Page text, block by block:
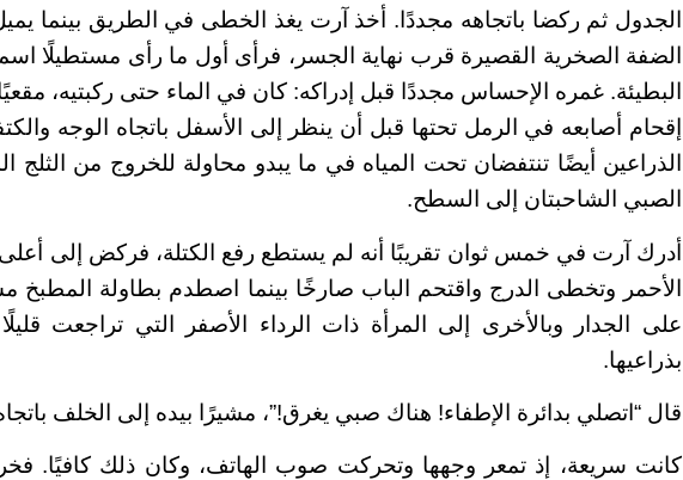
الجدول ثم ركضا باتجاهه مجددًا. أخذ آرت يغذ الخطى في الطريق بينما
الضفة الصخرية القصيرة قرب نهاية الجسر، فرأى أول ما رأى مستطيلًا
البطيئة. غمره الإحساس مجددًا قبل إدراكه: كان في الماء حتى ركبتيه،
إقحام أصابعه في الرمل تحتها قبل أن ينظر إلى الأسفل باتجاه الوجه
الذراعين أيضًا تنتفضان تحت المياه في ما يبدو محاولة للخروج من الثلج
الصبي الشاحبتان إلى السطح.
أدرك آرت في خمس ثوان تقريبًا أنه لم يستطع رفع الكتلة، فركض إلى
الأحمر وتخطى الدرج واقتحم الباب صارخًا بينما اصطدم بطاولة المطبخ
على الجدار وبالأخرى إلى المرأة ذات الرداء الأصفر التي تراجعت
بذراعيها.
قال “اتصلي بدائرة الإطفاء! هناك صبي يغرق!”، مشيرًا بيده إلى الخلف
كانت سريعة، إذ تمعر وجهها وتحركت صوب الهاتف، وكان ذلك كافيًا.